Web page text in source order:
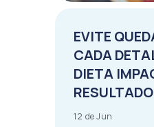
EVITE
CADA
DIETA
RESULTADO
12 de Jun